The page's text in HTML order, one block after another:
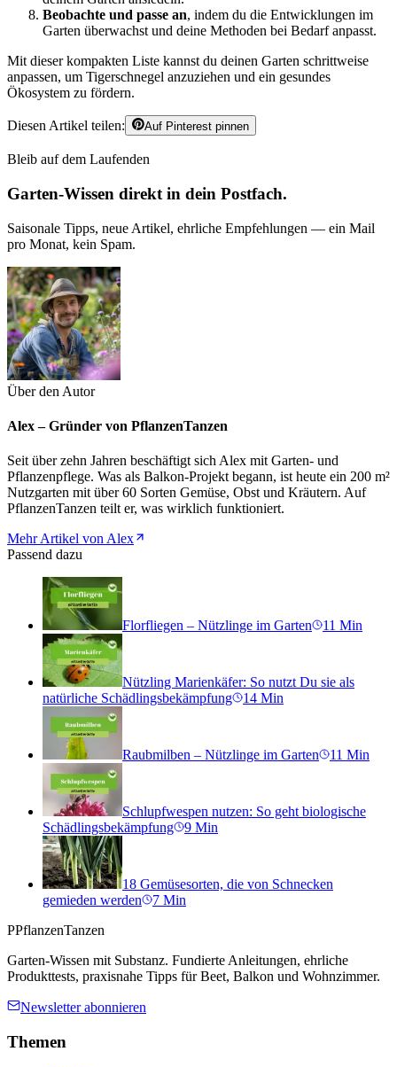
Beobachte und passe an, indem du die Entwicklungen im
Garten überwachst und deine Methoden bei Bedarf anpasst.
Mit dieser kompakten Liste kannst du deinen Garten schrittweise
anpassen, um Tigerschnegel anzuziehen und ein gesundes
Ökosystem zu fördern.
Diesen Artikel teilen: Auf Pinterest pinnen
Bleib auf dem Laufenden
Garten-Wissen direkt in dein Postfach.
Saisonale Tipps, neue Artikel, ehrliche Empfehlungen — ein Mail
pro Monat, kein Spam.
Über den Autor
Alex – Gründer von PflanzenTanzen
Seit über zehn Jahren beschäftigt sich Alex mit Garten- und
Pflanzenpflege. Was als Balkon-Projekt begann, ist heute ein 200 m²
Nutzgarten mit über 60 Sorten Gemüse, Obst und Kräutern. Auf
PflanzenTanzen teilt er, was wirklich funktioniert.
Mehr Artikel von Alex
Passend dazu
Florfliegen – Nützlinge im Garten 11 Min
Nützling Marienkäfer: So nutzt Du sie als
natürliche Schädlingsbekämpfung
14 Min
Raubmilben – Nützlinge im Garten 11 Min
Schlupfwespen nutzen: So geht biologische
Schädlingsbekämpfung
9 Min
18 Gemüsesorten, die von Schnecken
gemieden werden
7 Min
PPflanzenTanzen
Garten-Wissen mit Substanz. Fundierte Anleitungen, ehrliche
Produkttests, praxisnahe Tipps für Beet, Balkon und Wohnzimmer.
Newsletter abonnieren
Themen